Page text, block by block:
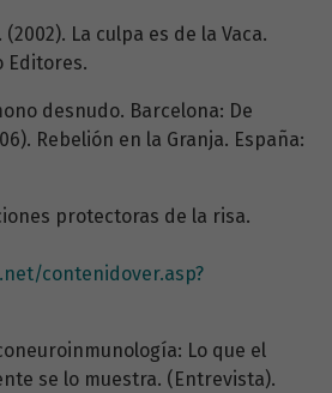
(2002). La culpa es de la Vaca.
Editores.
desnudo. Barcelona: De
Rebelión en la Granja. España:
protectoras de la risa.
contenidover.asp?
Lo que el
se lo muestra. (Entrevista).